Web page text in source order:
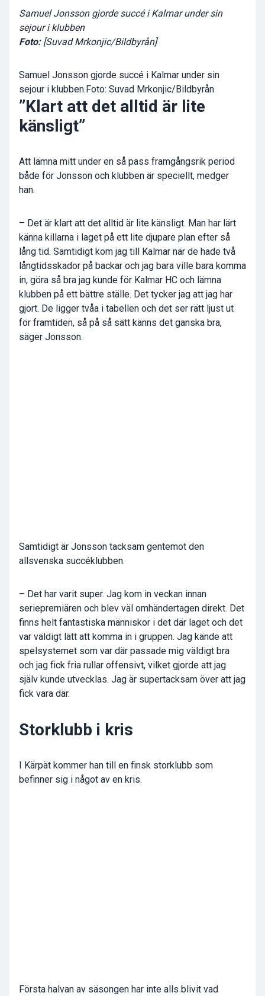
Samuel Jonsson gjorde succé i Kalmar under sin
sejour i klubben
Foto: [Suvad Mrkonjic/Bildbyrån]
Samuel Jonsson gjorde succé i Kalmar under sin
sejour i klubben.Foto: Suvad Mrkonjic/Bildbyrån
”Klart att det alltid är lite
känsligt”
Att lämna mitt under en så pass framgångsrik period
både för Jonsson och klubben är speciellt, medger
han.
– Det är klart att det alltid är lite känsligt. Man har lärt
känna killarna i laget på ett lite djupare plan efter så
lång tid. Samtidigt kom jag till Kalmar när de hade två
långtidsskador på backar och jag bara ville bara komma
in, göra så bra jag kunde för Kalmar HC och lämna
klubben på ett bättre ställe. Det tycker jag att jag har
gjort. De ligger tvåa i tabellen och det ser rätt ljust ut
för framtiden, så på så sätt känns det ganska bra,
säger Jonsson.
Samtidigt är Jonsson tacksam gentemot den
allsvenska succéklubben.
– Det har varit super. Jag kom in veckan innan
seriepremiären och blev väl omhändertagen direkt. Det
finns helt fantastiska människor i det där laget och det
var väldigt lätt att komma in i gruppen. Jag kände att
spelsystemet som var där passade mig väldigt bra
och jag fick fria rullar offensivt, vilket gjorde att jag
själv kunde utvecklas. Jag är supertacksam över att jag
fick vara där.
Storklubb i kris
I Kärpät kommer han till en finsk storklubb som
befinner sig i något av en kris.
Första halvan av säsongen har inte alls blivit vad